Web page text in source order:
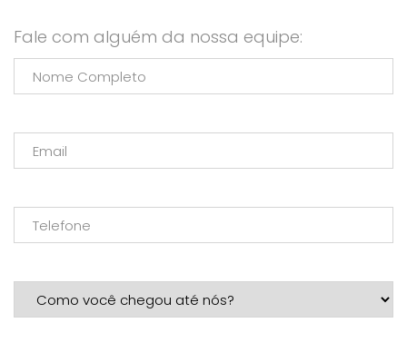
Fale com alguém da nossa equipe: